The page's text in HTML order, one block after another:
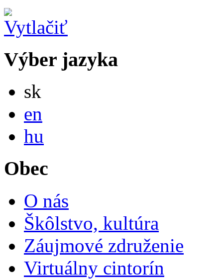
Výber jazyka
sk
en
hu
Obec
O nás
Škôlstvo, kultúra
Záujmové združenie
Virtuálny cintorín